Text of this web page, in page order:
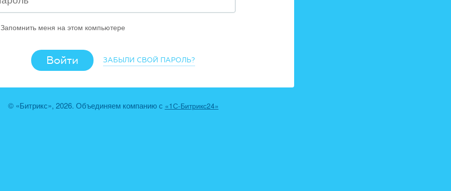
Запомнить меня на этом компьютере
ЗАБЫЛИ СВОЙ ПАРОЛЬ?
© «Битрикс», 2026. Объединяем компанию с «1С-Битрикс24»